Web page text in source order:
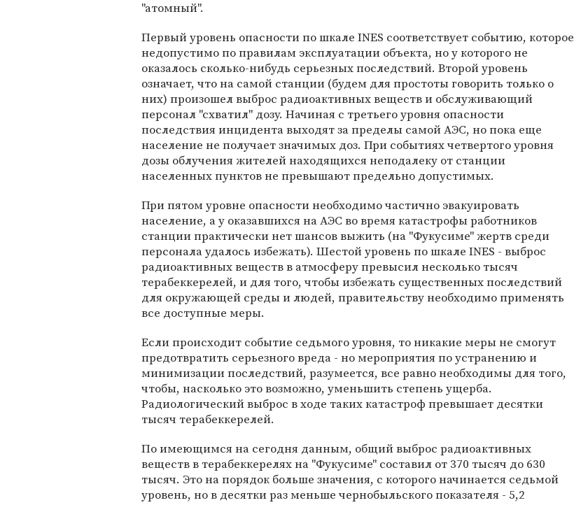
"атомный".
Первый уровень опасности по шкале INES соответствует событию, которое
недопустимо по правилам эксплуатации объекта, но у которого не
оказалось сколько-нибудь серьезных последствий. Второй уровень
означает, что на самой станции (будем для простоты говорить только о
них) произошел выброс радиоактивных веществ и обслуживающий
персонал "схватил" дозу. Начиная с третьего уровня опасности
последствия инцидента выходят за пределы самой АЭС, но пока еще
население не получает значимых доз. При событиях четвертого уровня
дозы облучения жителей находящихся неподалеку от станции
населенных пунктов не превышают предельно допустимых.
При пятом уровне опасности необходимо частично эвакуировать
население, а у оказавшихся на АЭС во время катастрофы работников
станции практически нет шансов выжить (на "Фукусиме" жертв среди
персонала удалось избежать). Шестой уровень по шкале INES - выброс
радиоактивных веществ в атмосферу превысил несколько тысяч
терабеккерелей, и для того, чтобы избежать существенных последствий
для окружающей среды и людей, правительству необходимо применять
все доступные меры.
Если происходит событие седьмого уровня, то никакие меры не смогут
предотвратить серьезного вреда - но мероприятия по устранению и
минимизации последствий, разумеется, все равно необходимы для того,
чтобы, насколько это возможно, уменьшить степень ущерба.
Радиологический выброс в ходе таких катастроф превышает десятки
тысяч терабеккерелей.
По имеющимся на сегодня данным, общий выброс радиоактивных
веществ в терабеккерелях на "Фукусиме" составил от 370 тысяч до 630
тысяч. Это на порядок больше значения, с которого начинается седьмой
уровень, но в десятки раз меньше чернобыльского показателя - 5,2